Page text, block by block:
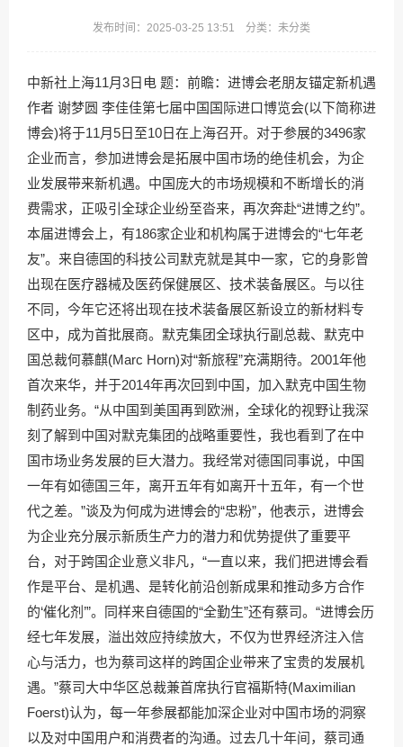
发布时间：2025-03-25 13:51 分类：未分类
中新社上海11月3日电 题：前瞻：进博会老朋友锚定新机遇
作者 谢梦圆 李佳佳第七届中国国际进口博览会(以下简称进
博会)将于11月5日至10日在上海召开。对于参展的3496家
企业而言，参加进博会是拓展中国市场的绝佳机会，为企
业发展带来新机遇。中国庞大的市场规模和不断增长的消
费需求，正吸引全球企业纷至沓来，再次奔赴“进博之约”。
本届进博会上，有186家企业和机构属于进博会的“七年老
友”。来自德国的科技公司默克就是其中一家，它的身影曾
出现在医疗器械及医药保健展区、技术装备展区。与以往
不同，今年它还将出现在技术装备展区新设立的新材料专
区中，成为首批展商。默克集团全球执行副总裁、默克中
国总裁何慕麒(Marc Horn)对“新旅程”充满期待。2001年他
首次来华，并于2014年再次回到中国，加入默克中国生物
制药业务。“从中国到美国再到欧洲，全球化的视野让我深
刻了解到中国对默克集团的战略重要性，我也看到了在中
国市场业务发展的巨大潜力。我经常对德国同事说，中国
一年有如德国三年，离开五年有如离开十五年，有一个世
代之差。”谈及为何成为进博会的“忠粉”，他表示，进博会
为企业充分展示新质生产力的潜力和优势提供了重要平
台，对于跨国企业意义非凡，“一直以来，我们把进博会看
作是平台、是机遇、是转化前沿创新成果和推动多方合作
的‘催化剂’”。同样来自德国的“全勤生”还有蔡司。“进博会历
经七年发展，溢出效应持续放大，不仅为世界经济注入信
心与活力，也为蔡司这样的跨国企业带来了宝贵的发展机
遇。”蔡司大中华区总裁兼首席执行官福斯特(Maximilian
Foerst)认为，每一年参展都能加深企业对中国市场的洞察
以及对中国用户和消费者的沟通。过去几十年间，蔡司通